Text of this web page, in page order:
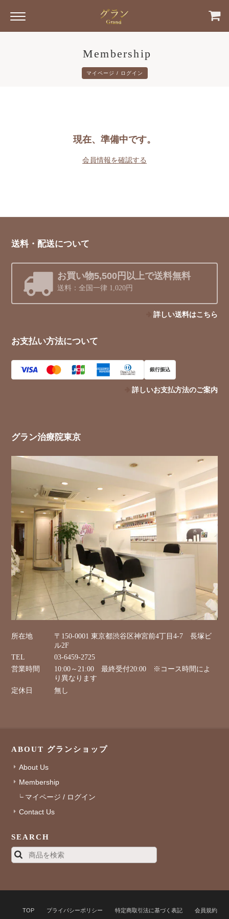
Membership
マイページ / ログイン
現在、準備中です。
会員情報を確認する
送料・配送について
お買い物5,500円以上で送料無料
送料：全国一律 1,020円
詳しい送料はこちら
お支払い方法について
銀行振込
詳しいお支払方法のご案内
グラン治療院東京
所在地
〒150-0001 東京都渋谷区神宮前4丁目4-7 長塚ビ
ル2F
TEL
03-6459-2725
営業時間
10:00～21:00 最終受付20:00 ※コース時間によ
り異なります
定休日
無し
ABOUT グランショップ
About Us
Membership
マイページ / ログイン
Contact Us
SEARCH
TOP プライバシーポリシー 特定商取引法に基づく表記 会員規約